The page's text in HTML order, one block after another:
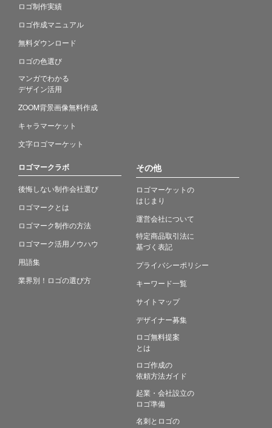
ロゴ制作実績
ロゴ作成マニュアル
無料ダウンロード
ロゴの色選び
マンガでわかる
デザイン活用
ZOOM背景画像無料作成
キャラマーケット
文字ロゴマーケット
ロゴマークラボ
後悔しない制作会社選び
ロゴマークとは
ロゴマーク制作の方法
ロゴマーク活用ノウハウ
用語集
業界別！ロゴの選び方
その他
ロゴマーケットの
はじまり
運営会社について
特定商品取引法に
基づく表記
プライバシーポリシー
キーワード一覧
サイトマップ
デザイナー募集
ロゴ無料提案
とは
ロゴ作成の
依頼方法ガイド
起業・会社設立の
ロゴ準備
名刺とロゴの